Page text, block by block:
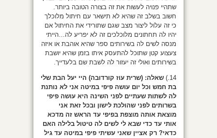
שתהיי פנויה לעשות את זה בצורה הטובה ביותר.
חשוב בשלב זה שהיא לא תישאר עם חיתול מלוכלך
כי זה עלול ליצור מצב שגם שתורידי את החיתול אם
יהיו לה תחתונים מלוכלכים זה לא יפריע לה…הייתי
מנסה לשים לה בשירותים ספר שהיא אוהבת או איזה
צעצוע קטן שתוכל להתעסק איתו בזמן שהיא יושבת
בשירותים ואולי זה יעזור לה לשבת שם בלעדייך.
14.) שאלה: (שרית עוז קורדובה) היי יעל הבת שלי
בת חמש וכל יום עושה פיפי במיטה אני לא נותנת
לה לשתות שעתיים לפני השינה היא עושה פיפי
בשרותים לפני שהולכת לישון ובכל זאת אני
מוצאת אותה מוצפת בפיפי עד הראש זה מדכא
אותי עד כדי שבא לי לשים לה טיטול בלילה האם
כדאי? רק אציין שאני עשיתי פיפי במיטה עד גיל